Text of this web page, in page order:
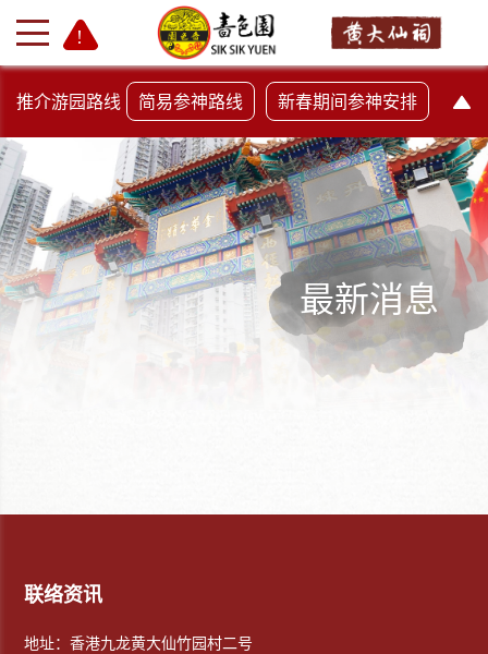
+ -
推介游园路线 简易参神路线 新春期间参神安排
最新消息
联络资讯
地址：香港九龙黄大仙竹园村二号